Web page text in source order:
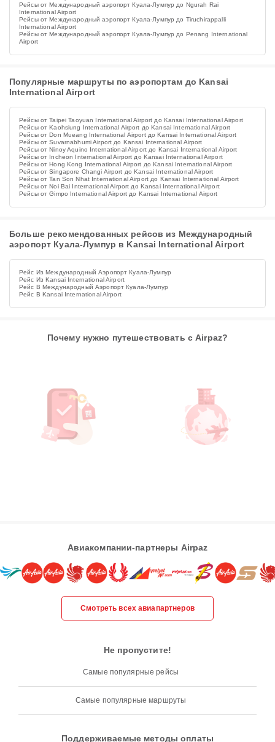
Рейсы от Международный аэропорт Куала-Лумпур до Ngurah Rai
International Airport
Рейсы от Международный аэропорт Куала-Лумпур до Tiruchirappalli
International Airport
Рейсы от Международный аэропорт Куала-Лумпур до Penang International
Airport
Популярные маршруты по аэропортам до Kansai
International Airport
Рейсы от Taipei Taoyuan International Airport до Kansai International Airport
Рейсы от Kaohsiung International Airport до Kansai International Airport
Рейсы от Don Mueang International Airport до Kansai International Airport
Рейсы от Suvarnabhumi Airport до Kansai International Airport
Рейсы от Ninoy Aquino International Airport до Kansai International Airport
Рейсы от Incheon International Airport до Kansai International Airport
Рейсы от Hong Kong International Airport до Kansai International Airport
Рейсы от Singapore Changi Airport до Kansai International Airport
Рейсы от Tan Son Nhat International Airport до Kansai International Airport
Рейсы от Noi Bai International Airport до Kansai International Airport
Рейсы от Gimpo International Airport до Kansai International Airport
Больше рекомендованных рейсов из Международный
аэропорт Куала-Лумпур в Kansai International Airport
Рейс Из Международный Аэропорт Куала-Лумпур
Рейс Из Kansai International Airport
Рейс В Международный Аэропорт Куала-Лумпур
Рейс В Kansai International Airport
Почему нужно путешествовать с Airpaz?
Авиакомпании-партнеры Airpaz
Смотреть всех авиапартнеров
Не пропустите!
Самые популярные рейсы
Самые популярные маршруты
Поддерживаемые методы оплаты